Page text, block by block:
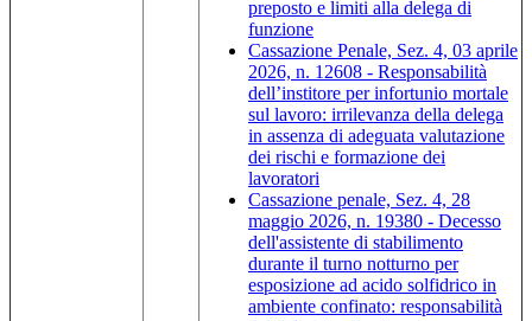
preposto e limiti alla delega di
funzione
Cassazione Penale, Sez. 4, 03 aprile
2026, n. 12608 - Responsabilità
dell’institore per infortunio mortale
sul lavoro: irrilevanza della delega
in assenza di adeguata valutazione
dei rischi e formazione dei
lavoratori
Cassazione penale, Sez. 4, 28
maggio 2026, n. 19380 - Decesso
dell'assistente di stabilimento
durante il turno notturno per
esposizione ad acido solfidrico in
ambiente confinato: responsabilità